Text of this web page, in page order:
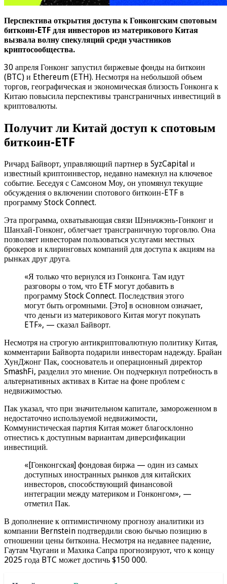
Перспектива открытия доступа к Гонконгским спотовым
биткоин-ETF для инвесторов из материкового Китая
вызвала волну спекуляций среди участников
криптосообщества.
30 апреля Гонконг запустил биржевые фонды на биткоин
(BTC) и Ethereum (ETH). Несмотря на небольшой объем
торгов, географическая и экономическая близость Гонконга к
Китаю повысила перспективы трансграничных инвестиций в
криптовалюты.
Получит ли Китай доступ к спотовым
биткоин-ETF
Ричард Байворт, управляющий партнер в SyzCapital и
известный криптоинвестор, недавно намекнул на ключевое
событие. Беседуя с Самсоном Моу, он упомянул текущие
обсуждения о включении спотового биткоин-ETF в
программу Stock Connect.
Эта программа, охватывающая связи Шэньчжэнь-Гонконг и
Шанхай-Гонконг, облегчает трансграничную торговлю. Она
позволяет инвесторам пользоваться услугами местных
брокеров и клиринговых компаний для доступа к акциям на
рынках друг друга.
«Я только что вернулся из Гонконга. Там идут
разговоры о том, что ETF могут добавить в
программу Stock Connect. Последствия этого
могут быть огромными. [Это] в основном означает,
что деньги из материкового Китая могут покупать
ETF», — сказал Байворт.
Несмотря на строгую антикриптовалютную политику Китая,
комментарии Байворта подарили инвесторам надежду. Брайан
ХунДжонг Пак, сооснователь и операционный директор
SmashFi, разделил это мнение. Он подчеркнул потребность в
альтернативных активах в Китае на фоне проблем с
недвижимостью.
Пак указал, что при значительном капитале, замороженном в
недостаточно используемой недвижимости,
Коммунистическая партия Китая может благосклонно
отнестись к доступным вариантам диверсификации
инвестиций.
«[Гонконгская] фондовая биржа — один из самых
доступных иностранных рынков для китайских
инвесторов, способствующий финансовой
интеграции между материком и Гонконгом», —
отметил Пак.
В дополнение к оптимистичному прогнозу аналитики из
компании Bernstein подтвердили свою бычью позицию в
отношении цены биткоина. Несмотря на недавнее падение,
Гаутам Чхугани и Махика Сапра прогнозируют, что к концу
2025 года BTC может достичь $150 000.